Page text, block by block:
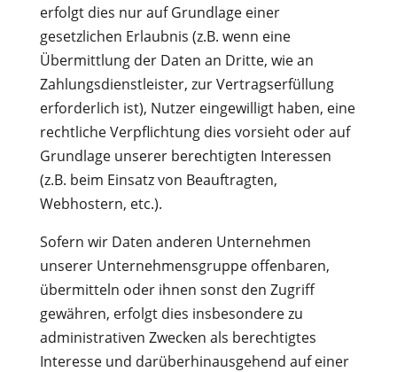
erfolgt dies nur auf Grundlage einer
gesetzlichen Erlaubnis (z.B. wenn eine
Übermittlung der Daten an Dritte, wie an
Zahlungsdienstleister, zur Vertragserfüllung
erforderlich ist), Nutzer eingewilligt haben, eine
rechtliche Verpflichtung dies vorsieht oder auf
Grundlage unserer berechtigten Interessen
(z.B. beim Einsatz von Beauftragten,
Webhostern, etc.).
Sofern wir Daten anderen Unternehmen
unserer Unternehmensgruppe offenbaren,
übermitteln oder ihnen sonst den Zugriff
gewähren, erfolgt dies insbesondere zu
administrativen Zwecken als berechtigtes
Interesse und darüberhinausgehend auf einer